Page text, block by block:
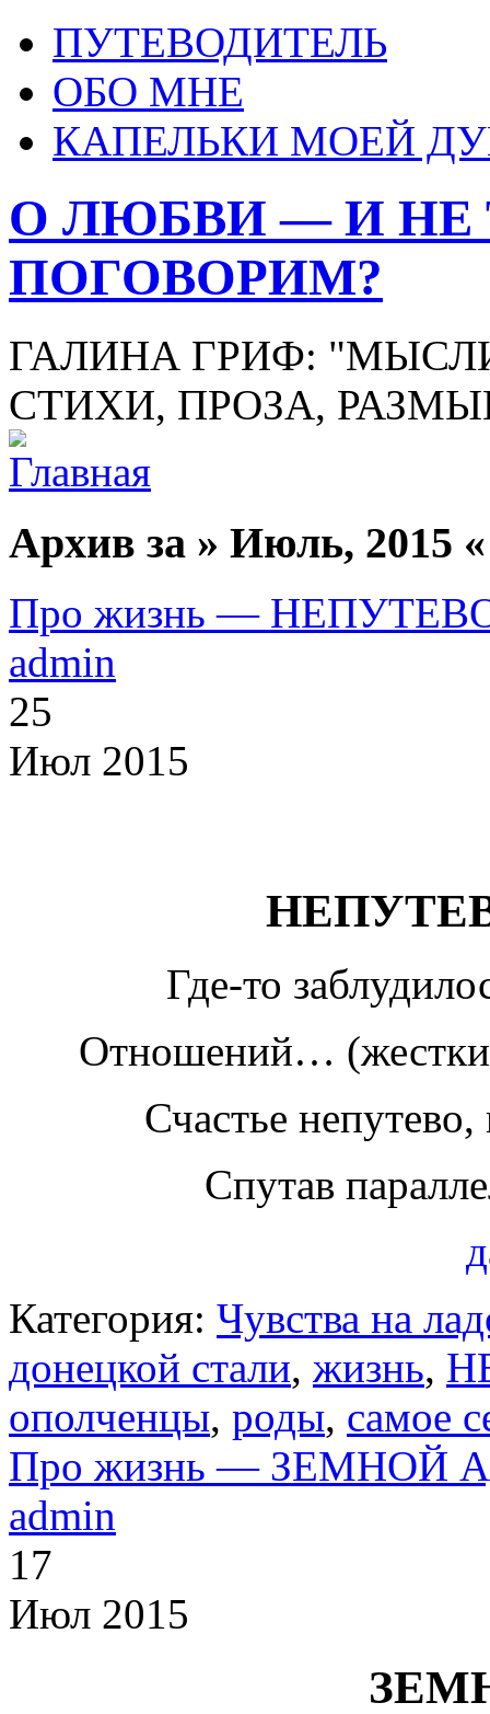
ПУТЕВОДИТЕЛЬ
ОБО МНЕ
КАПЕЛЬКИ МОЕЙ
О ЛЮБВИ — И НЕ
ПОГОВОРИМ?
ГАЛИНА ГРИФ:
СТИХИ, ПРОЗА,
Архив за » Июль, 2015 «
Про жизнь —
admin
25
Июл 2015
Где-то
Отношений…
Счастье
Спутав
Категория: Чувства на
донецкой стали, жизнь,
ополченцы, роды, самое
Про жизнь — ЗЕМНОЙ
admin
17
Июл 2015